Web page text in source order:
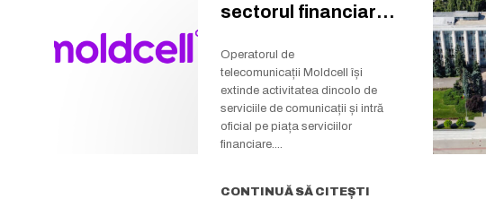
sectorul financiar:
majoritar...
Operatorul de
telecomunicații Moldcell își
extinde activitatea dincolo de
serviciile de comunicații și intră
oficial pe piața serviciilor
financiare....
CONTINUĂ SĂ CITEȘTI